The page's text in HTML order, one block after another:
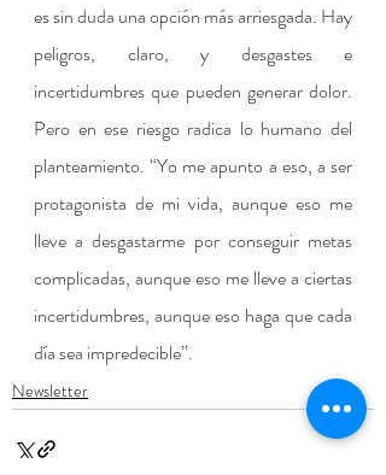
es sin duda una opción más arriesgada. Hay
peligros, claro, y desgastes e
incertidumbres que pueden generar dolor.
Pero en ese riesgo radica lo humano del
planteamiento. “Yo me apunto a eso, a ser
protagonista de mi vida, aunque eso me
lleve a desgastarme por conseguir metas
complicadas, aunque eso me lleve a ciertas
incertidumbres, aunque eso haga que cada
día sea impredecible”.
Newsletter